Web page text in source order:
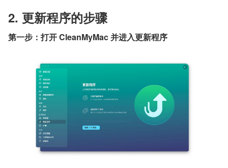
2. 更新程序的步骤
第一步：打开 CleanMyMac 并进入更新程序